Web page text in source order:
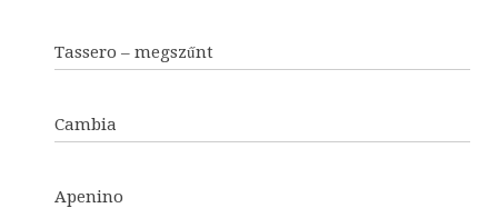
Tassero – megszűnt
Cambia
Apenino